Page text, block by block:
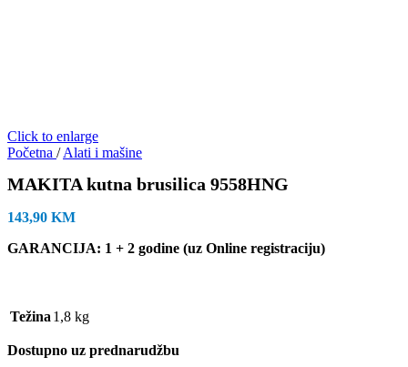
Click to enlarge
Početna / Alati i mašine
MAKITA kutna brusilica 9558HNG
143,90 KM
GARANCIJA: 1 + 2 godine (uz Online registraciju)
Težina 1,8 kg
Dostupno uz prednarudžbu